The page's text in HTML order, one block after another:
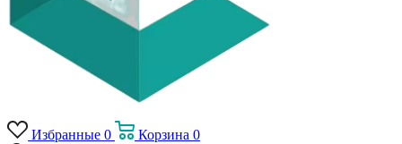
Избранные 0 Корзина 0